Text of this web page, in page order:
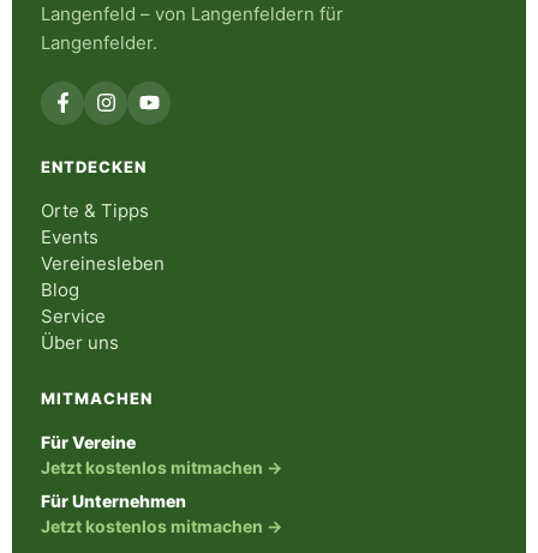
Langenfeld – von Langenfeldern für
Langenfelder.
ENTDECKEN
Orte & Tipps
Events
Vereinesleben
Blog
Service
Über uns
MITMACHEN
Für Vereine
Jetzt kostenlos mitmachen →
Für Unternehmen
Jetzt kostenlos mitmachen →